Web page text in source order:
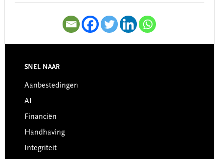
Footer
SNEL NAAR
Aanbestedingen
AI
Financiën
Handhaving
Integriteit